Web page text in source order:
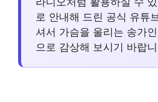
로 안내해 드린 공식 유튜
셔서 가슴을 울리는 송가
으로 감상해 보시기 바랍